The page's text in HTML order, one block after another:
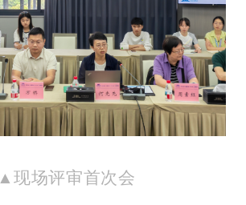
▲现场评审首次会